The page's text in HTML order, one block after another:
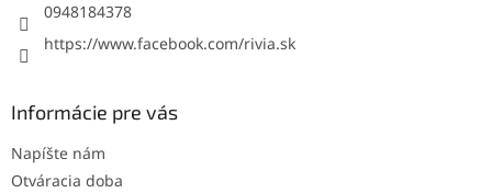
0948184378
https://www.facebook.com/rivia.sk
Informácie pre vás
Napíšte nám
Otváracia doba